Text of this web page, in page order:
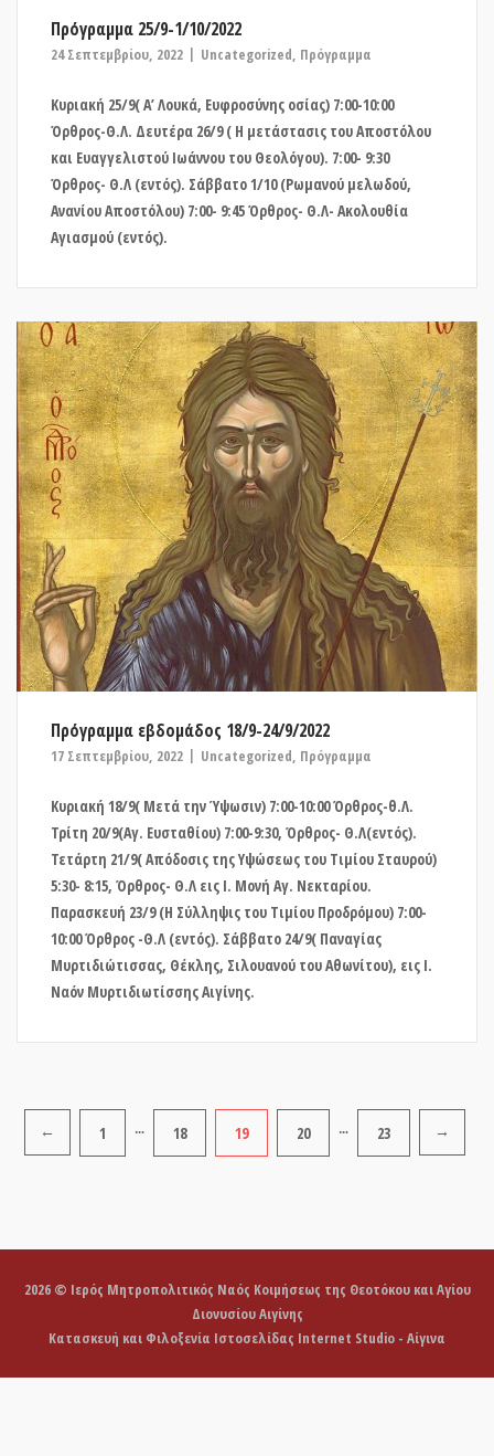
Πρόγραμμα 25/9-1/10/2022
24 Σεπτεμβρίου, 2022 Uncategorized, Πρόγραμμα
Κυριακή 25/9( Α’ Λουκά, Ευφροσύνης οσίας) 7:00-10:00
Όρθρος-Θ.Λ. Δευτέρα 26/9 ( Η μετάστασις του Αποστόλου
και Ευαγγελιστού Ιωάννου του Θεολόγου). 7:00- 9:30
Όρθρος- Θ.Λ (εντός). Σάββατο 1/10 (Ρωμανού μελωδού,
Ανανίου Αποστόλου) 7:00- 9:45 Όρθρος- Θ.Λ- Ακολουθία
Αγιασμού (εντός).
Πρόγραμμα εβδομάδος 18/9-24/9/2022
17 Σεπτεμβρίου, 2022 Uncategorized, Πρόγραμμα
Κυριακή 18/9( Μετά την Ύψωσιν) 7:00-10:00 Όρθρος-θ.Λ.
Τρίτη 20/9(Αγ. Ευσταθίου) 7:00-9:30, Όρθρος- Θ.Λ(εντός).
Τετάρτη 21/9( Απόδοσις της Υψώσεως του Τιμίου Σταυρού)
5:30- 8:15, Όρθρος- Θ.Λ εις Ι. Μονή Αγ. Νεκταρίου.
Παρασκευή 23/9 (Η Σύλληψις του Τιμίου Προδρόμου) 7:00-
10:00 Όρθρος -Θ.Λ (εντός). Σάββατο 24/9( Παναγίας
Μυρτιδιώτισσας, Θέκλης, Σιλουανού του Αθωνίτου), εις Ι.
Ναόν Μυρτιδιωτίσσης Αιγίνης.
Σελιδοποίηση
← 1 … 18 19 20 … 23 →
2026 © Ιερός Μητροπολιτικός Ναός Κοιμήσεως της Θεοτόκου και Αγίου
Διονυσίου Αιγίνης
Κατασκευή και Φιλοξενία Ιστοσελίδας Internet Studio - Αίγινα